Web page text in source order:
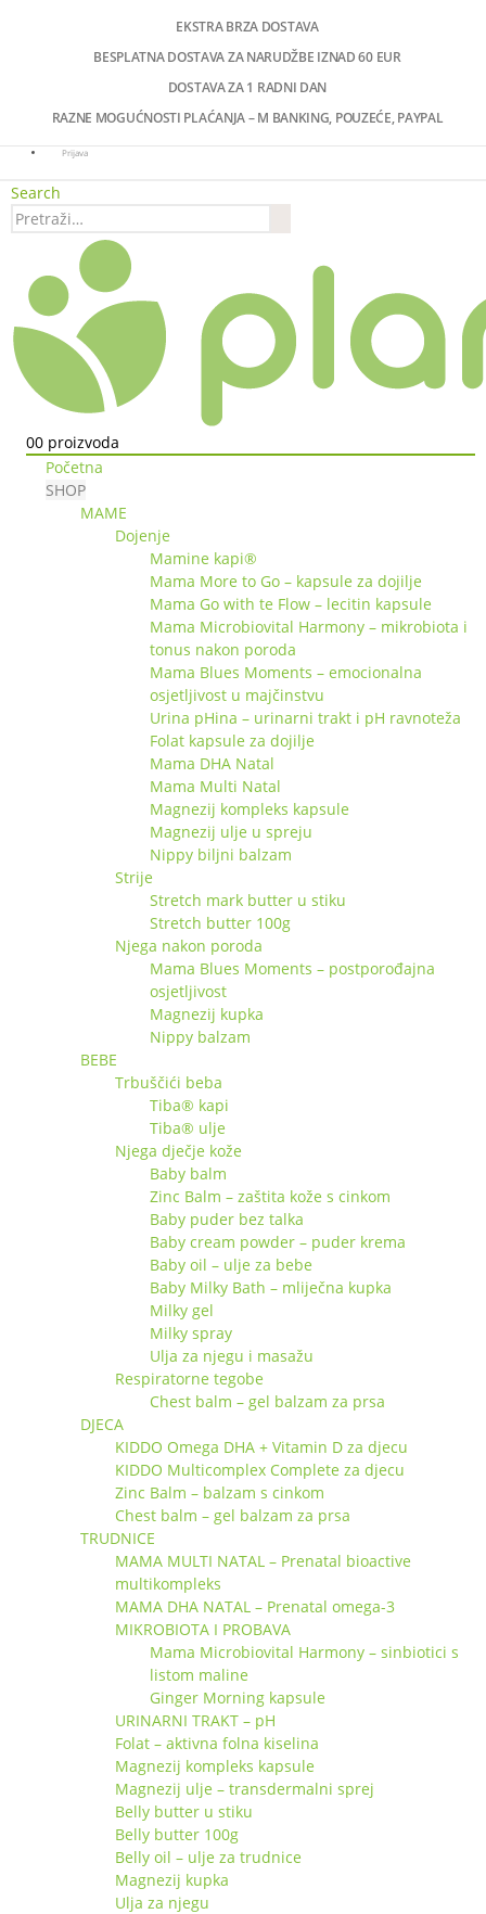
EKSTRA BRZA DOSTAVA
BESPLATNA DOSTAVA ZA NARUDŽBE IZNAD 60 EUR
DOSTAVA ZA 1 RADNI DAN
RAZNE MOGUĆNOSTI PLAĆANJA – M BANKING, POUZEĆE, PAYPAL
Prijava
Search
00 proizvoda
Početna
SHOP
MAME
Dojenje
Mamine kapi®
Mama More to Go – kapsule za dojilje
Mama Go with te Flow – lecitin kapsule
Mama Microbiovital Harmony – mikrobiota i
tonus nakon poroda
Mama Blues Moments – emocionalna
osjetljivost u majčinstvu
Urina pHina – urinarni trakt i pH ravnoteža
Folat kapsule za dojilje
Mama DHA Natal
Mama Multi Natal
Magnezij kompleks kapsule
Magnezij ulje u spreju
Nippy biljni balzam
Strije
Stretch mark butter u stiku
Stretch butter 100g
Njega nakon poroda
Mama Blues Moments – postporođajna
osjetljivost
Magnezij kupka
Nippy balzam
BEBE
Trbuščići beba
Tiba® kapi
Tiba® ulje
Njega dječje kože
Baby balm
Zinc Balm – zaštita kože s cinkom
Baby puder bez talka
Baby cream powder – puder krema
Baby oil – ulje za bebe
Baby Milky Bath – mliječna kupka
Milky gel
Milky spray
Ulja za njegu i masažu
Respiratorne tegobe
Chest balm – gel balzam za prsa
DJECA
KIDDO Omega DHA + Vitamin D za djecu
KIDDO Multicomplex Complete za djecu
Zinc Balm – balzam s cinkom
Chest balm – gel balzam za prsa
TRUDNICE
MAMA MULTI NATAL – Prenatal bioactive
multikompleks
MAMA DHA NATAL – Prenatal omega-3
MIKROBIOTA I PROBAVA
Mama Microbiovital Harmony – sinbiotici s
listom maline
Ginger Morning kapsule
URINARNI TRAKT – pH
Folat – aktivna folna kiselina
Magnezij kompleks kapsule
Magnezij ulje – transdermalni sprej
Belly butter u stiku
Belly butter 100g
Belly oil – ulje za trudnice
Magnezij kupka
Ulja za njegu